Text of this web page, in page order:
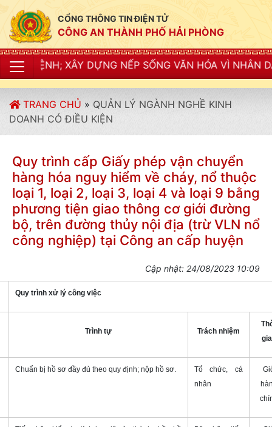
CỔNG THÔNG TIN ĐIỆN TỬ
CÔNG AN THÀNH PHỐ HẢI PHÒNG
XÂY DỰNG NẾP SỐNG VĂN HÓA VÌ NHÂN DÂN
TRANG CHỦ » QUẢN LÝ NGÀNH NGHỀ KINH
DOANH CÓ ĐIỀU KIỆN
Quy trình cấp Giấy phép vận chuyển
hàng hóa nguy hiểm về cháy, nổ thuộc
loại 1, loại 2, loại 3, loại 4 và loại 9 bằng
phương tiện giao thông cơ giới đường
bộ, trên đường thủy nội địa (trừ VLN nổ
công nghiệp) tại Công an cấp huyện
Cập nhật: 24/08/2023 10:09
Quy trình xử lý công việc
Trình tự Trách nhiệm
Chuẩn bị hồ sơ đầy đủ theo quy định; nộp hồ sơ.
Tổ chức, cá
nhân